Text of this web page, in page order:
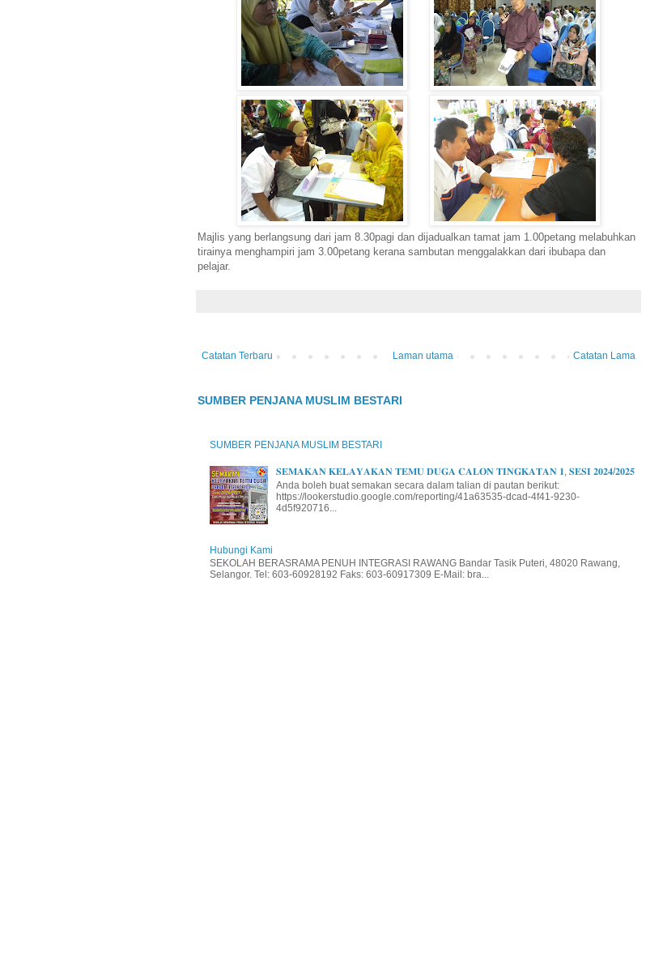
Majlis yang berlangsung dari jam 8.30pagi dan dijadualkan tamat jam 1.00petang melabuhkan
tirainya menghampiri jam 3.00petang kerana sambutan menggalakkan dari ibubapa dan
pelajar.
Catatan Terbaru Catatan Lama
Laman utama
SUMBER PENJANA MUSLIM BESTARI
SUMBER PENJANA MUSLIM BESTARI
𝐒𝐄𝐌𝐀𝐊𝐀𝐍 𝐊𝐄𝐋𝐀𝐘𝐀𝐊𝐀𝐍 𝐓𝐄𝐌𝐔 𝐃𝐔𝐆𝐀 𝐂𝐀𝐋𝐎𝐍 𝐓𝐈𝐍𝐆𝐊𝐀𝐓𝐀𝐍 𝟏, 𝐒𝐄𝐒𝐈 𝟐𝟎𝟐𝟒/𝟐𝟎𝟐𝟓
Anda boleh buat semakan secara dalam talian di pautan berikut:
https://lookerstudio.google.com/reporting/41a63535-dcad-4f41-9230-
4d5f920716...
Hubungi Kami
SEKOLAH BERASRAMA PENUH INTEGRASI RAWANG Bandar Tasik Puteri, 48020 Rawang,
Selangor. Tel: 603-60928192 Faks: 603-60917309 E-Mail: bra...